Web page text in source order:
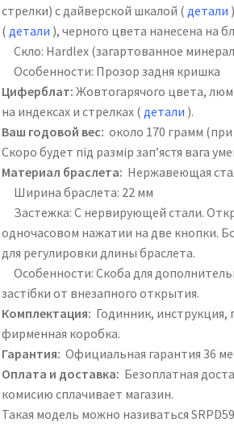
стрелки) с дайверской шкалой (детали
(детали ), черного цвета нанесена на
Скло: Hardlex (загартованное
Особенности: Прозор задня кришка
Циферблат: Жовтогарячого цвета,
на индексах и стрелках (детали ).
Ваш годовой вес: около 170 грамм
Скоро будет під размір зап’ястя вага
Материал браслета: Нержавеющая
Ширина браслета: 22 мм
Застежка: С нервирующей стали.
одночасовом нажатии на две кнопки.
для регулировки длины браслета.
Особенности: Скоба для
застібки от внезапного открытия.
Комплектация: Годинник,
фирменная коробка.
Гарантия: Официальная гарантия 36
Оплата и доставка: Безоплатная
комисию сплачивает магазин.
Такая модель можно називаться SRPD59